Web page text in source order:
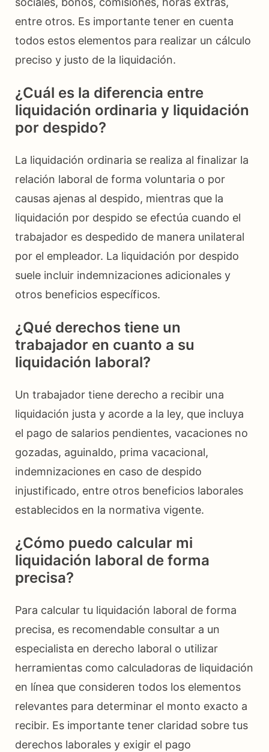
entre otros. Es importante tener en cuenta
todos estos elementos para realizar un cálculo
preciso y justo de la liquidación.
¿Cuál es la diferencia entre
liquidación ordinaria y liquidación
por despido?
La liquidación ordinaria se realiza al finalizar la
relación laboral de forma voluntaria o por
causas ajenas al despido, mientras que la
liquidación por despido se efectúa cuando el
trabajador es despedido de manera unilateral
por el empleador. La liquidación por despido
suele incluir indemnizaciones adicionales y
otros beneficios específicos.
¿Qué derechos tiene un
trabajador en cuanto a su
liquidación laboral?
Un trabajador tiene derecho a recibir una
liquidación justa y acorde a la ley, que incluya
el pago de salarios pendientes, vacaciones no
gozadas, aguinaldo, prima vacacional,
indemnizaciones en caso de despido
injustificado, entre otros beneficios laborales
establecidos en la normativa vigente.
¿Cómo puedo calcular mi
liquidación laboral de forma
precisa?
Para calcular tu liquidación laboral de forma
precisa, es recomendable consultar a un
especialista en derecho laboral o utilizar
herramientas como calculadoras de liquidación
en línea que consideren todos los elementos
relevantes para determinar el monto exacto a
recibir. Es importante tener claridad sobre tus
derechos laborales y exigir el pago